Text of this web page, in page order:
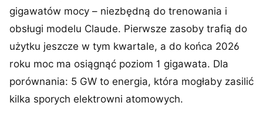
gigawatów mocy – niezbędną do trenowania i
obsługi modelu Claude. Pierwsze zasoby trafią do
użytku jeszcze w tym kwartale, a do końca 2026
roku moc ma osiągnąć poziom 1 gigawata. Dla
porównania: 5 GW to energia, która mogłaby zasilić
kilka sporych elektrowni atomowych.